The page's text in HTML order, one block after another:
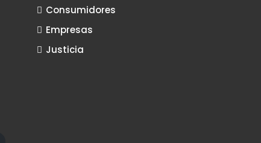
Consumidores
Empresas
Justicia